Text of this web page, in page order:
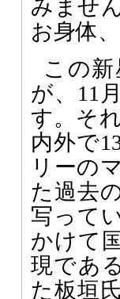
みませ
お身体
この
が、11
す。そ
内外で
リーの
た過去
写って
かけて
現であ
た板垣